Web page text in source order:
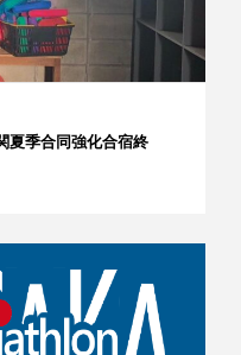
夏季合同強化合宿終